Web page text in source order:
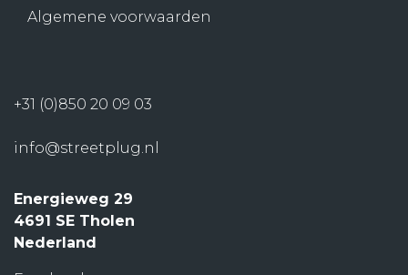
Algemene voorwaarden
+31 (0)850 20 09 03
info@streetplug.nl
Energieweg 29
4691 SE Tholen
Nederland